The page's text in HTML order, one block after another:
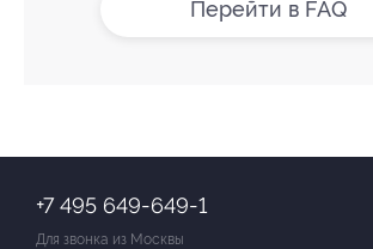
Перейти в FAQ
+7 495 649-649-1
Для звонка из Москвы